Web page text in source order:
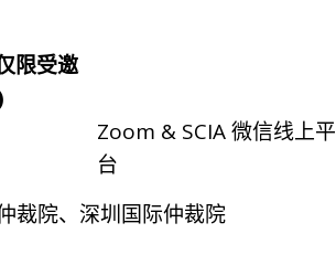
限受邀
Zoom & SCIA 微信线上平
台
裁院、深圳国际仲裁院